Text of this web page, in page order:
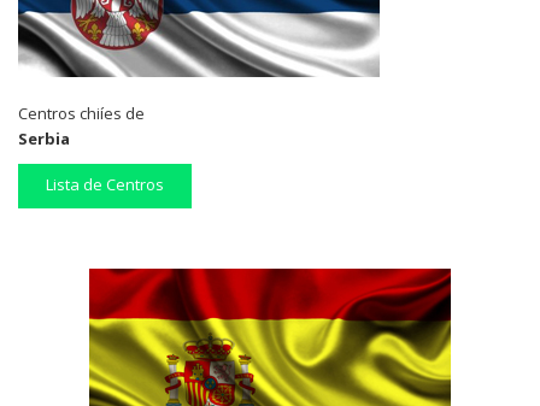
Centros chiíes de
Serbia
Lista de Centros